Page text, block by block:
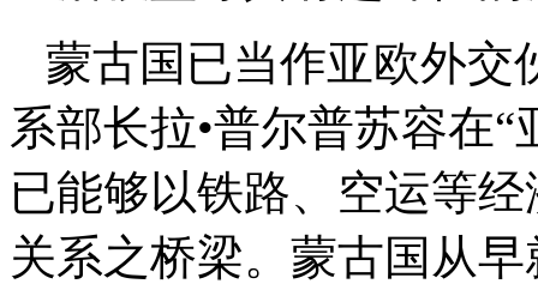
蒙古国已当作亚欧外交
系部长拉•普尔普苏容在
已能够以铁路、空运等
关系之桥梁。蒙古国从